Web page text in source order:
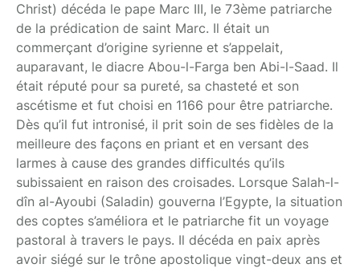
Christ) décéda le pape Marc III, le 73ème patriarche
de la prédication de saint Marc. Il était un
commerçant d’origine syrienne et s’appelait,
auparavant, le diacre Abou-l-Farga ben Abi-l-Saad. Il
était réputé pour sa pureté, sa chasteté et son
ascétisme et fut choisi en 1166 pour être patriarche.
Dès qu’il fut intronisé, il prit soin de ses fidèles de la
meilleure des façons en priant et en versant des
larmes à cause des grandes difficultés qu’ils
subissaient en raison des croisades. Lorsque Salah-l-
dîn al-Ayoubi (Saladin) gouverna l’Egypte, la situation
des coptes s’améliora et le patriarche fit un voyage
pastoral à travers le pays. Il décéda en paix après
avoir siégé sur le trône apostolique vingt-deux ans et